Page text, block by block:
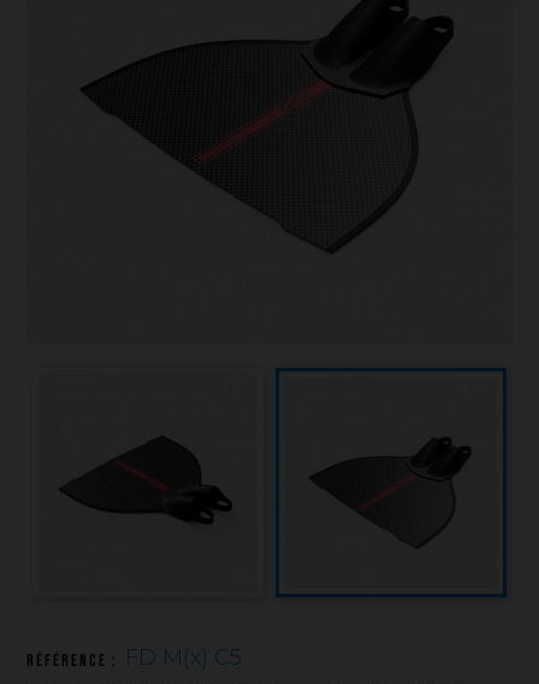
Textile - Casquettes et bonnets
Tir sur cible
Référence : FD M(x) C5